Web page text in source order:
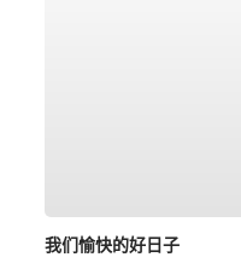
我们愉快的好日子